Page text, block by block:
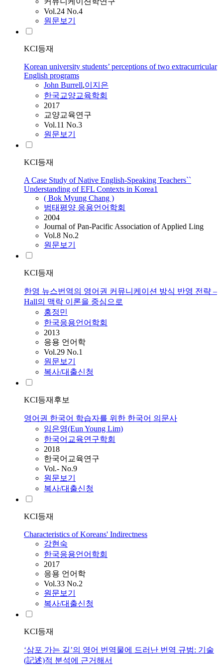
Vol.24 No.4
원문보기
KCI등재
Korean university students’ perceptions of two extracurricular
English programs
John Burrell,이지은
한국교양교육학회
2017
교양교육연구
Vol.11 No.3
원문보기
KCI등재
A Case Study of Native English-Speaking Teachers``
Understanding of EFL Contexts in Korea1
( Bok Myung Chang )
범태평양 응용언어학회
2004
Journal of Pan-Pacific Association of Applied Ling
Vol.8 No.2
원문보기
KCI등재
한영 뉴스번역의 영어권 커뮤니케이션 방식 반영 전략 –
Hall의 맥락 이론을 중심으로
홍정민
한국응용언어학회
2013
응용 언어학
Vol.29 No.1
원문보기
복사/대출신청
KCI등재후보
영어권 한국어 학습자를 위한 한국어 의문사
임은영(Eun Young Lim)
한국어교육연구학회
2018
한국어교육연구
Vol.- No.9
원문보기
복사/대출신청
KCI등재
Characteristics of Koreans' Indirectness
강현숙
한국응용언어학회
2017
응용 언어학
Vol.33 No.2
원문보기
복사/대출신청
KCI등재
‘삼포 가는 길’의 영어 번역물에 드러난 번역 규범: 기술
(記述)적 분석에 근거해서